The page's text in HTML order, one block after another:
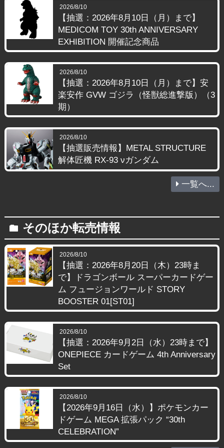
2026/8/10
【抽選：2026年8月10日（月）まで】
MEDICOM TOY 30th ANNIVERSARY
EXHIBITION 開催記念商品
2026/8/10
【抽選：2026年8月10日（月）まで】安
楽安作 GVW ゴジラ（怪獣総進撃版）（3
期）
2026/8/10
【抽選販売情報】METAL STRUCTURE
解体匠機 RX-93 νガンダム
一覧へ...
folder そのほか転売情報
2026/8/10
【抽選：2026年8月20日（木）23時ま
で】ドラゴンボール スーパーカードゲー
ム フュージョンワールド STORY
BOOSTER 01[ST01]
2026/8/10
【抽選：2026年9月2日（水）23時まで】
ONEPIECE カードゲーム 4th Anniversary
Set
2026/8/10
【2026年9月16日（水）】ポケモンカー
ドゲーム MEGA 拡張パック “30th
CELEBRATION”